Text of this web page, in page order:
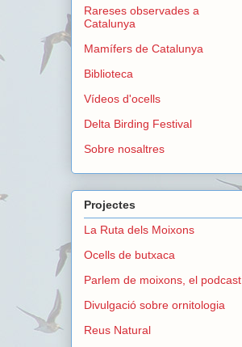
Rareses observades a
Catalunya
Mamífers de Catalunya
Biblioteca
Vídeos d'ocells
Delta Birding Festival
Sobre nosaltres
Projectes
La Ruta dels Moixons
Ocells de butxaca
Parlem de moixons, el podcast
Divulgació sobre ornitologia
Reus Natural